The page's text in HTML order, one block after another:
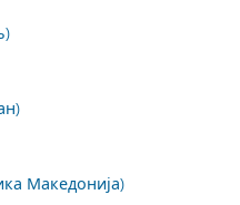
Македонија)